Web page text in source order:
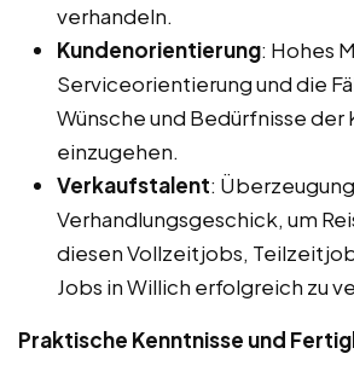
verhandeln.
Kundenorientierung: Hohes
Serviceorientierung und die
Wünsche und Bedürfnisse der
einzugehen.
Verkaufstalent:
Verhandlungsgeschick, um
diesen Vollzeitjobs,
Jobs in Willich erfolgreich zu
Praktische Kenntnisse und